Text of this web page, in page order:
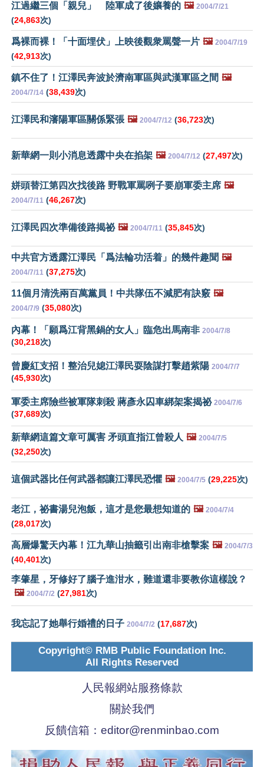
江過繼三個「親兒」 陸軍成了後孃養的 🖼️ 2004/7/21
(24,863次)
爲裸而裸！「十面埋伏」上映後觀衆罵聲一片 🖼️ 2004/7/19
(42,913次)
鎮不住了！江澤民奔波於濟南軍區與武漢軍區之間 🖼️
2004/7/14 (38,439次)
江澤民和瀋陽軍區關係緊張 🖼️ 2004/7/12 (36,723次)
新華網一則小消息透露中央在掐架 🖼️ 2004/7/12 (27,497次)
姘頭替江第四次找後路 野戰軍罵咧子要崩軍委主席 🖼️
2004/7/11 (46,267次)
江澤民四次準備後路揭祕 🖼️ 2004/7/11 (35,845次)
中共官方透露江澤民「爲法輪功活着」的幾件趣聞 🖼️
2004/7/11 (37,275次)
11個月清洗兩百萬黨員！中共隊伍不減肥有訣竅 🖼️
2004/7/9 (35,080次)
內幕！「願爲江背黑鍋的女人」臨危出馬南非 2004/7/8
(30,218次)
曾慶紅支招！整治兒媳江澤民耍陰謀打擊趙紫陽 2004/7/7
(45,930次)
軍委主席險些被軍隊刺殺 蔣彥永囚車綁架案揭祕 2004/7/6
(37,689次)
新華網這篇文章可厲害 矛頭直指江曾殺人 🖼️ 2004/7/5
(32,250次)
這個武器比任何武器都讓江澤民恐懼 🖼️ 2004/7/5 (29,225次)
老江，祕書湯兒泡飯，這才是您最想知道的 🖼️ 2004/7/4
(28,017次)
高層爆驚天內幕！江九華山抽籤引出南非槍擊案 🖼️ 2004/7/3
(40,401次)
李肇星，牙修好了腦子進泔水，難道還非要教你這樣說？
🖼️ 2004/7/2 (27,981次)
我忘記了她舉行婚禮的日子 2004/7/2 (17,687次)
Copyright© RMB Public Foundation Inc.
All Rights Reserved
人民報網站服務條款
關於我們
反饋信箱： editor@renminbao.com